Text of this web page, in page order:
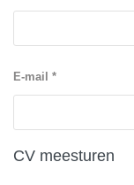
E-mail *
CV meesturen